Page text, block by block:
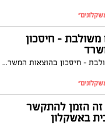
משולבת - חיסכון
מכונת צילום משולבת - חיסכון בהוצאות המשרד
זה הזמן להתקשר
באשקלון